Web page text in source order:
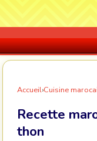
Accueil›Cuisine
Recette
thon